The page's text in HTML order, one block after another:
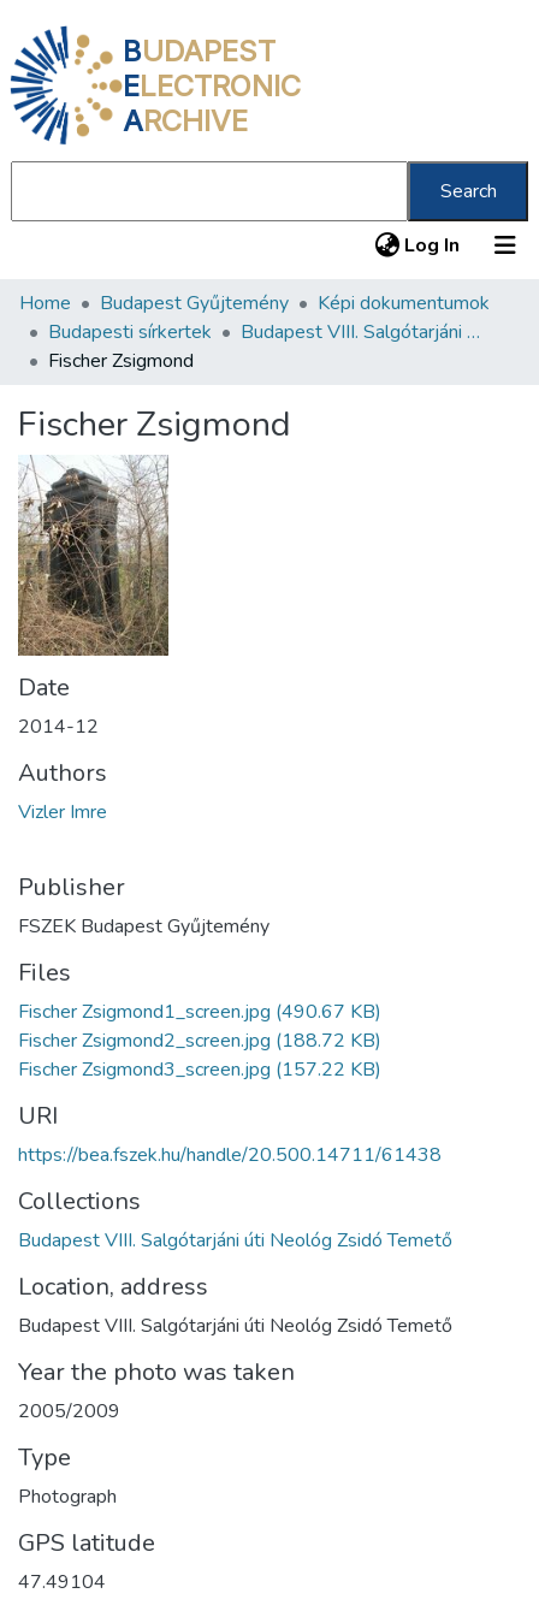
BUDAPEST
ELECTRONIC
ARCHIVE
Search
Log In (current)
Communities & Collections
All of DSpace
About us
Home Budapest Gyűjtemény
Képi dokumentumok
Budapesti sírkertek
Budapest VIII. Salgótarjáni úti Neológ Zsidó Temető
Fischer Zsigmond
Fischer Zsigmond
Date
2014-12
Authors
Vizler Imre
Publisher
FSZEK Budapest Gyűjtemény
Files
Fischer Zsigmond1_screen.jpg (490.67 KB)
Fischer Zsigmond2_screen.jpg (188.72 KB)
Fischer Zsigmond3_screen.jpg (157.22 KB)
URI
https://bea.fszek.hu/handle/20.500.14711/61438
Collections
Budapest VIII. Salgótarjáni úti Neológ Zsidó Temető
Location, address
Budapest VIII. Salgótarjáni úti Neológ Zsidó Temető
Year the photo was taken
2005/2009
Type
Photograph
GPS latitude
47.49104